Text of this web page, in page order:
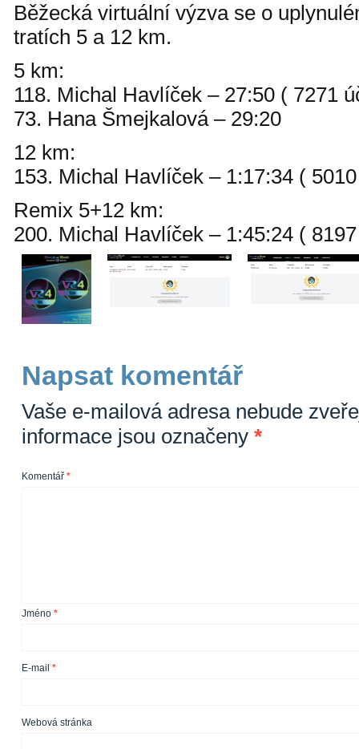
Běžecká virtuální výzva se o
tratích 5 a 12 km.
5 km:
118. Michal Havlíček – 27:50 ( 7271
73. Hana Šmejkalová – 29:20
12 km:
153. Michal Havlíček – 1:17:34 (
Remix 5+12 km:
200. Michal Havlíček – 1:45:24 (
Napsat komentář
Vaše e-mailová adresa nebude
informace jsou označeny *
Komentář *
Jméno *
E-mail *
Webová stránka